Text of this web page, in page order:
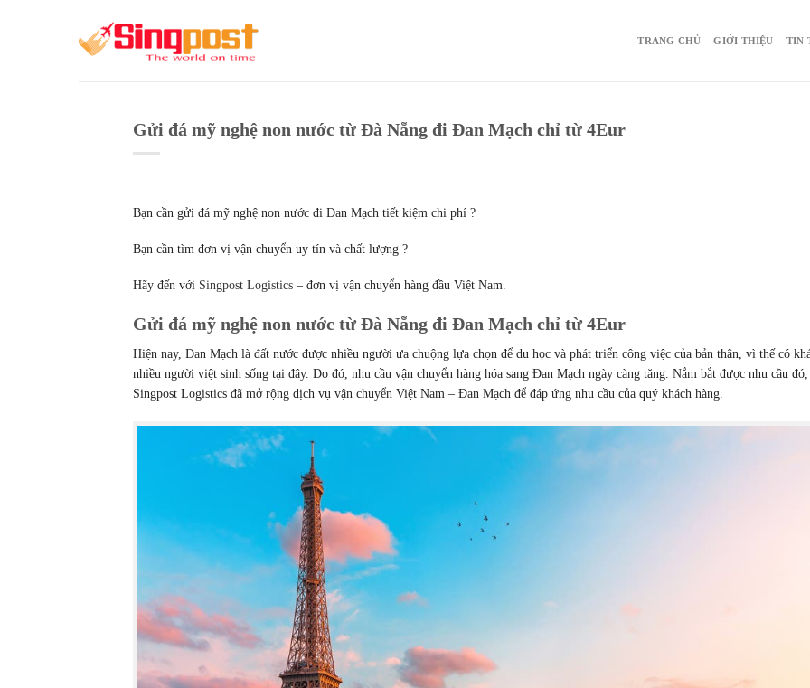
TRANG CHỦ GIỚI THIỆU TIN
Gửi đá mỹ nghệ non nước từ Đà Nẵng đi Đan Mạch chỉ từ 4Eur
Bạn cần gửi đá mỹ nghệ non nước đi Đan Mạch tiết kiệm chi phí ?
Bạn cần tìm đơn vị vận chuyển uy tín và chất lượng ?
Hãy đến với Singpost Logistics – đơn vị vận chuyển hàng đầu Việt Nam.
Gửi đá mỹ nghệ non nước từ Đà Nẵng đi Đan Mạch chỉ từ 4Eur
Hiện nay, Đan Mạch là đất nước được nhiều người ưa chuộng lựa chọn để du học và phát triển công việc của bản thân, vì thế có
nhiều người việt sinh sống tại đây. Do đó, nhu cầu vận chuyển hàng hóa sang Đan Mạch ngày càng tăng. Nắm bắt được nhu cầu đó,
Singpost Logistics đã mở rộng dịch vụ vận chuyển Việt Nam – Đan Mạch để đáp ứng nhu cầu của quý khách hàng.